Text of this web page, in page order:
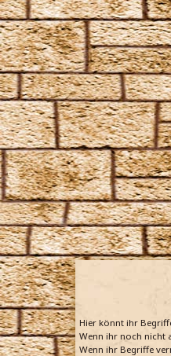
Hier könnt ihr
Wenn ihr noch nicht
Wenn ihr Begriffe